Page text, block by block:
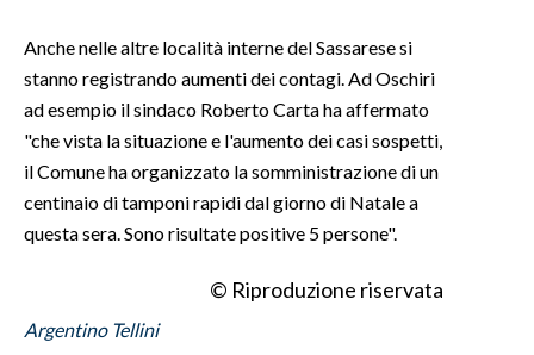
NECROLOGI
PUBBLICITÀ
SPIAGGE
STORE
Anche nelle altre località interne del Sassarese si
stanno registrando aumenti dei contagi. Ad Oschiri
ad esempio il sindaco Roberto Carta ha affermato
"che vista la situazione e l'aumento dei casi sospetti,
il Comune ha organizzato la somministrazione di un
centinaio di tamponi rapidi dal giorno di Natale a
questa sera. Sono risultate positive 5 persone".
© Riproduzione riservata
Argentino Tellini